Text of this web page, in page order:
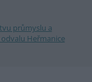
průmyslu a
Heřmanice